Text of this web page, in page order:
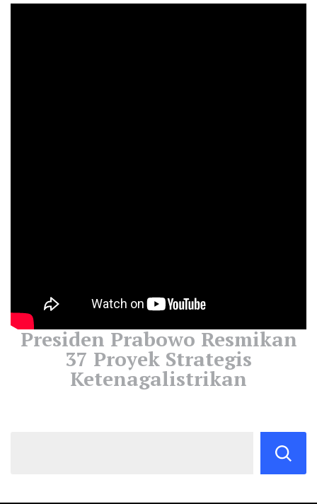
Presiden Prabowo Resmikan
37 Proyek Strategis
Ketenagalistrikan